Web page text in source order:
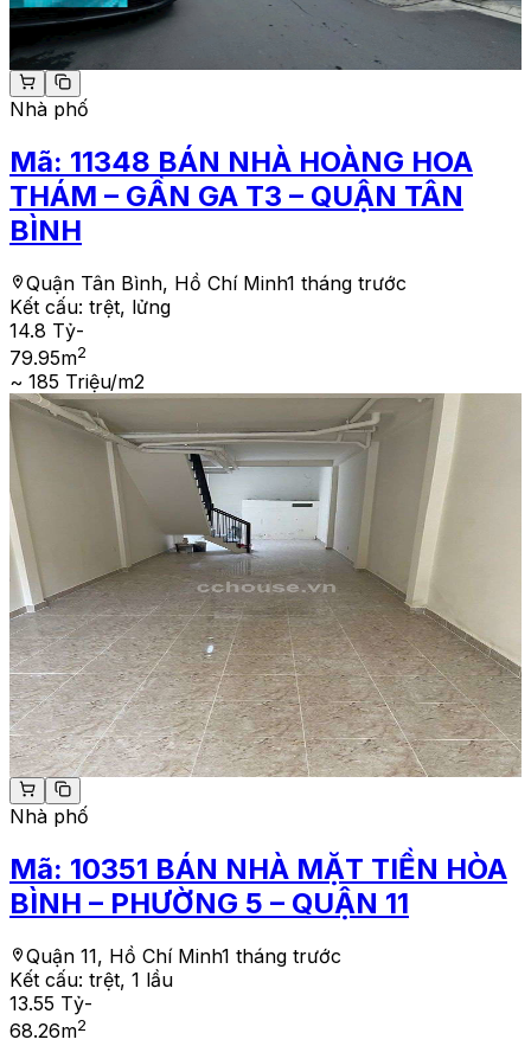
Nhà phố
Mã: 11348 BÁN NHÀ HOÀNG HOA
THÁM – GẦN GA T3 – QUẬN TÂN
BÌNH
Quận Tân Bình, Hồ Chí Minh1 tháng trước
Kết cấu: trệt, lửng
14.8 Tỷ-
79.95m2
~ 185 Triệu/m2
Nhà phố
Mã: 10351 BÁN NHÀ MẶT TIỀN HÒA
BÌNH – PHƯỜNG 5 – QUẬN 11
Quận 11, Hồ Chí Minh1 tháng trước
Kết cấu: trệt, 1 lầu
13.55 Tỷ-
68.26m2